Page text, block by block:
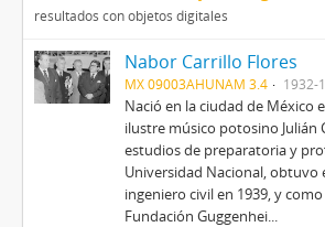
resultados con objetos digitales
Nabor Carrillo Flores
MX 09003AHUNAM 3.4 1932-
Nació en la ciudad de México
ilustre músico potosino Julián
estudios de preparatoria y
Universidad Nacional, obtuvo
ingeniero civil en 1939, y
Fundación Guggenhei...